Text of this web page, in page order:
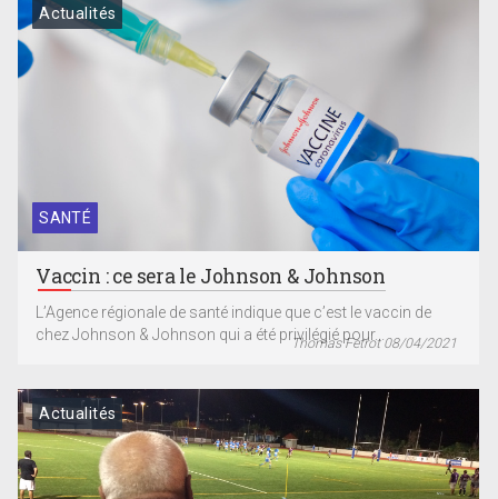
SANTÉ
Actualités
Vaccin : ce sera le Johnson & Johnson
L’Agence régionale de santé indique que c’est le vaccin de
chez Johnson & Johnson qui a été privilégié pour...Thomas Fetrot 08/04/2021
Actualités